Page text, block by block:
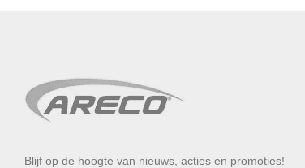
Blijf op de hoogte van nieuws, acties en promoties!